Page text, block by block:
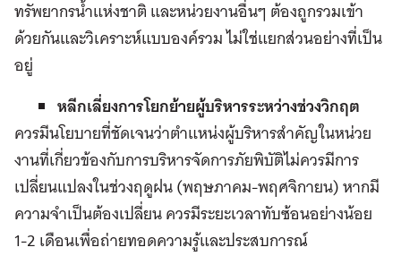
ทรัพยากรน้ำแห่งชาติ และหน่วยงานอื่นๆ ต้องถูกรวมเข้า
ด้วยกันและวิเคราะห์แบบองค์รวม ไม่ใช่แยกส่วนอย่างที่เป็น
อยู่
หลีกเลี่ยงการโยกย้ายผู้บริหารระหว่างช่วงวิกฤต
ควรมีนโยบายที่ชัดเจนว่าตำแหน่งผู้บริหารสำคัญในหน่วย
งานที่เกี่ยวข้องกับการบริหารจัดการภัยพิบัติไม่ควรมีการ
เปลี่ยนแปลงในช่วงฤดูฝน (พฤษภาคม-พฤศจิกายน) หากมี
ความจำเป็นต้องเปลี่ยน ควรมีระยะเวลาทับซ้อนอย่างน้อย
1-2 เดือนเพื่อถ่ายทอดความรู้และประสบการณ์